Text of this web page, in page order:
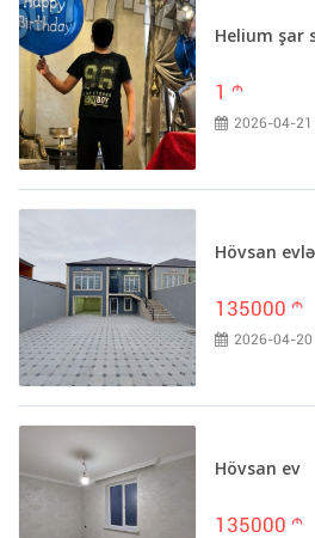
Helium şar
1 m
2026-04-21
Hövsan
135000 m
2026-04-20
Hövsan ev
135000 m